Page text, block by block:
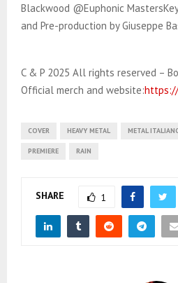
Blackwood @Euphonic
and Pre-production by Giuseppe
C & P 2025 All rights reserved –
Official merch and website:https://
COVER HEAVY METAL METAL
PREMIERE RAIN
SHARE 1